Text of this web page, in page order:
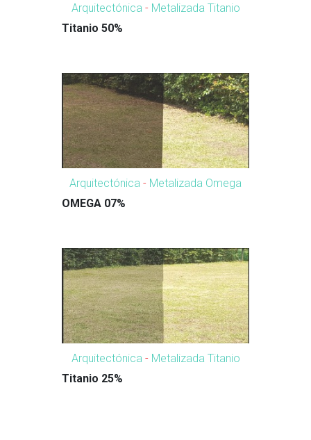
Arquitectónica - Metalizada Titanio
Titanio 50%
Arquitectónica - Metalizada Omega
OMEGA 07%
Arquitectónica - Metalizada Titanio
Titanio 25%